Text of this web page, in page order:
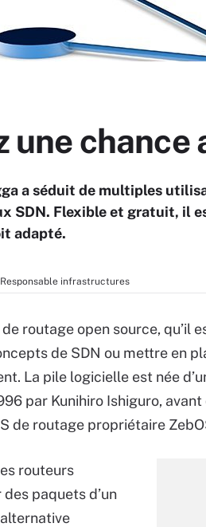
une
a séduit de multiples
SDN. Flexible et gratuit, il
adapté.
Responsable infrastructures
routage open source, qu’il
de SDN ou mettre en
La pile logicielle est née
par Kunihiro Ishiguro, avant
de routage propriétaire
routeurs
paquets d’un